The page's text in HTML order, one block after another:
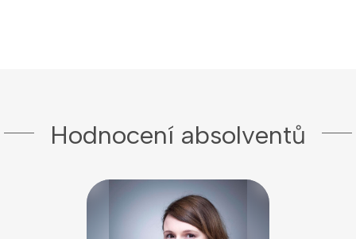
Hodnocení absolventů